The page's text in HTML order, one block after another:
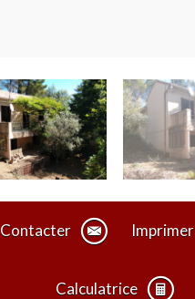
Contacter Imprimer
Calculatrice